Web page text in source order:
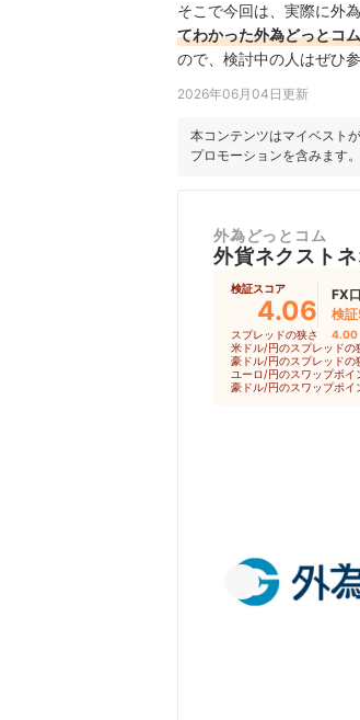
そこで今回は、実際に外
てわかった外為どっとコ
ので、検討中の人はぜひ
2026年06月04日更新
本コンテンツはマイベスト
プロモーションを含みます。
外為どっとコム
外貨ネクスト
検証スコア
4.06
FX
検
スプレッドの狭さ 4.00
米ドル/円のスプレッドの
豪ドル/円のスプレッドの
ユーロ/円のスワップポイ
豪ドル/円のスワップポイ